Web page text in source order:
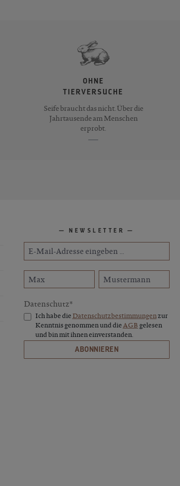
OHNE
TIERVERSUCHE
Seife braucht das nicht. Über die
Jahrtausende am Menschen
erprobt.
NEWSLETTER
Datenschutz*
Ich habe die Datenschutzbestimmungenzur
Kenntnis genommen und dieAGB gelesen
und bin mit ihnen einverstanden.
ABONNIEREN